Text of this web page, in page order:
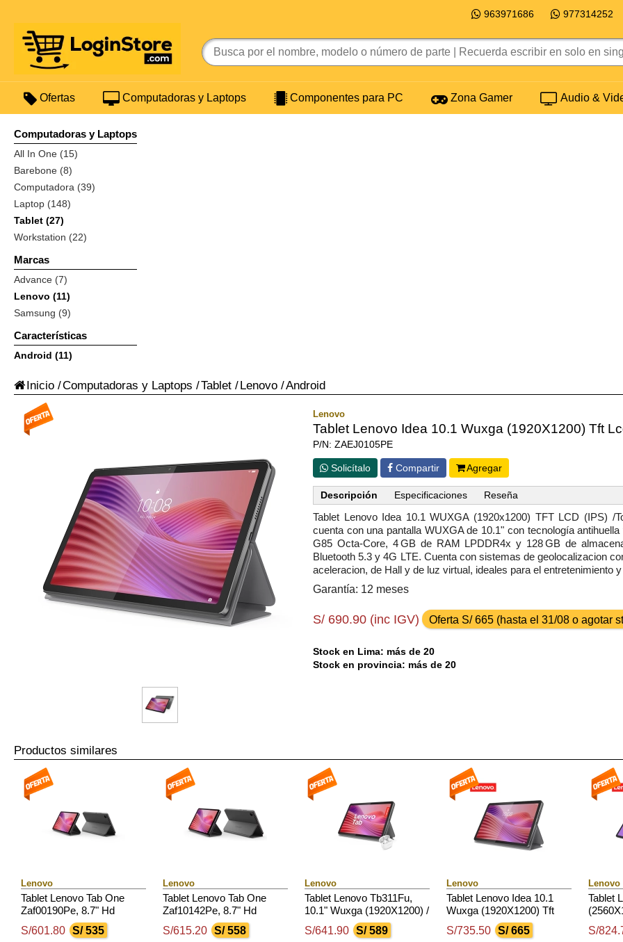
963971686 977314252
Ofertas Computadoras y Laptops Componentes para PC Zona Gamer Audio &
Computadoras y Laptops
All In One (15)
Barebone (8)
Computadora (39)
Laptop (148)
Tablet (27)
Workstation (22)
Marcas
Advance (7)
Lenovo (11)
Samsung (9)
Características
Android (11)
Inicio /Computadoras y Laptops /Tablet /Lenovo /Android
Lenovo
Tablet Lenovo Idea 10.1 Wuxga (1920X1200) Tft
P/N: ZAEJ0105PE
Solicítalo Compartir Agregar
Descripción Especificaciones Reseña
Tablet Lenovo Idea 10.1 WUXGA (1920x1200) TFT LCD (IPS)
cuenta con una pantalla WUXGA de 10.1" con tecnología
G85 Octa-Core, 4 GB de RAM LPDDR4x y 128 GB de
Bluetooth 5.3 y 4G LTE. Cuenta con sistemas de geolocalizacion
aceleracion, de Hall y de luz virtual, ideales para el entretenimiento
Garantía: 12 meses
S/ 690.90 (inc IGV) Oferta S/ 665 (hasta el 31/08 o agotar
Stock en Lima: más de 20
Stock en provincia: más de 20
Productos similares
Lenovo
Tablet Lenovo Tab One
Zaf00190Pe, 8.7" Hd
(1340X800) Ips, 4Gb Ram
Lpddr4X, 128Gb Emmc 5.1
S/601.80 S/ 535
Lenovo
Tablet Lenovo Tab One
Zaf10142Pe, 8.7" Hd
(1340X800) Ips, 4Gb Ram
Lpddr4X, 128Gb Emmc 5.1
S/615.20 S/ 558
Lenovo
Tablet Lenovo Tb311Fu,
10.1" Wuxga (1920X1200) /
Tft / Lcd / Ips / Touch /
Android 14 O Superior
S/641.90 S/ 589
Lenovo
Tablet Lenovo Idea 10.1
Wuxga (1920X1200) Tft
Lcd (Ips) / Touch / Android
14 O Superior
S/735.50 S/ 665
Lenovo
Tablet
Touch
Rom,
S/